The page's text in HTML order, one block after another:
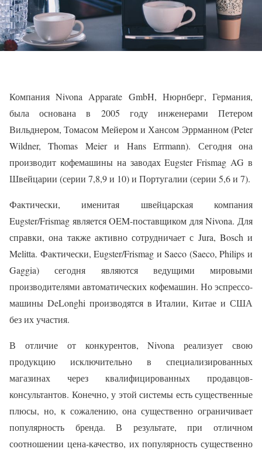
Компания Nivona Apparate GmbH, Нюрнберг, Германия,
была основана в 2005 году инженерами Петером
Вильднером, Томасом Мейером и Хансом Эррманном (Peter
Wildner, Thomas Meier и Hans Errmann). Сегодня она
производит кофемашины на заводах Eugster Frismag AG в
Швейцарии (серии 7,8,9 и 10) и Португалии (серии 5,6 и 7).
Фактически, именитая швейцарская компания
Eugster/Frismag является OEM-поставщиком для Nivona. Для
справки, она также активно сотрудничает с Jura, Bosch и
Melitta. Фактически, Eugster/Frismag и Saeco (Saeco, Philips и
Gaggia) сегодня являются ведущими мировыми
производителями автоматических кофемашин. Но эспрессо-
машины DeLonghi производятся в Италии, Китае и США
без их участия.
В отличие от конкурентов, Nivona реализует свою
продукцию исключительно в специализированных
магазинах через квалифицированных продавцов-
консультантов. Конечно, у этой системы есть существенные
плюсы, но, к сожалению, она существенно ограничивает
популярность бренда. В результате, при отличном
соотношении цена-качество, их популярность существенно